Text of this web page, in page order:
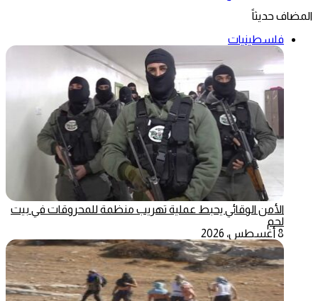
المضاف حديثاً
فلسطينيات
الأمن الوقائي يحبط عملية تهريب منظمة للمحروقات في بيت
لحم
8 أغسطس، 2026